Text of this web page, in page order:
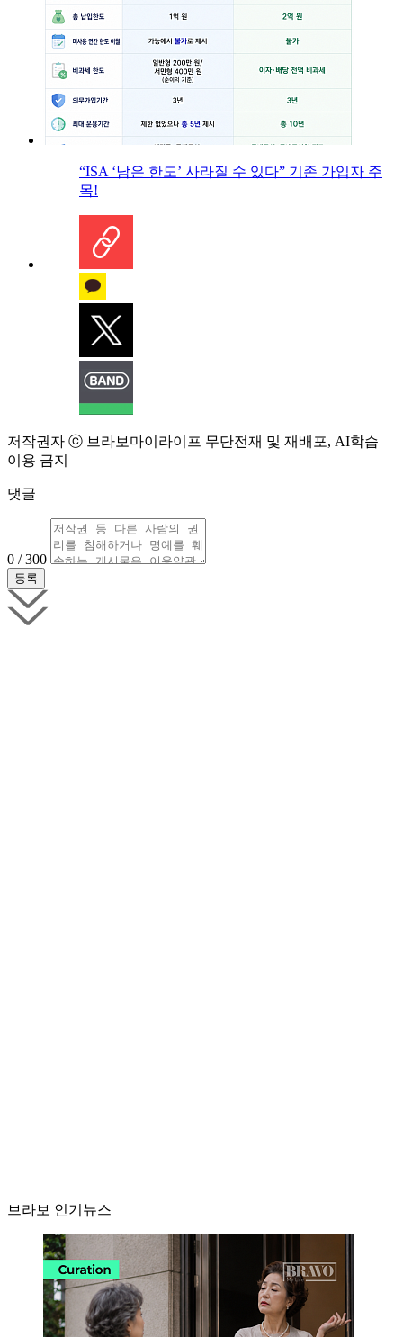
“ISA ‘남은 한도’ 사라질 수 있다” 기존 가입자 주
목!
저작권자 ⓒ 브라보마이라이프 무단전재 및 재배포, AI학습
이용 금지
댓글
0 / 300
브라보 인기뉴스